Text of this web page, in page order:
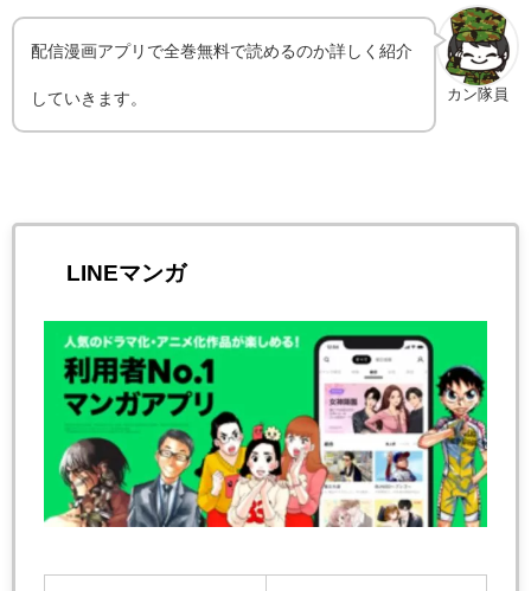
カン隊員
配信漫画アプリで全巻無料で読めるのか詳しく紹介
していきます。
LINEマンガ